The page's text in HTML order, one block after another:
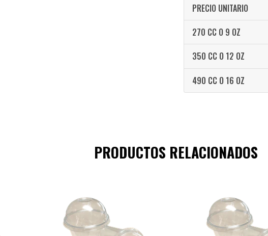
PRECIO UNITARIO
270 CC O 9 OZ
350 CC O 12 OZ
490 CC O 16 OZ
PRODUCTOS RELACIONADOS